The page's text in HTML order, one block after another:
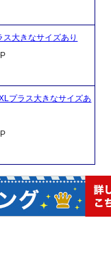
大きなサイズあり
プラス大きなサイズあ